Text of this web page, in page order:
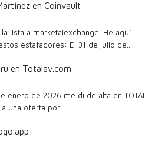
en Coinvault
lista a marketaiexchange. He aquí i
estafadores: El 31 de julio de…
en Totalav.com
enero de 2026 me di de alta en TOTAL
una oferta por…